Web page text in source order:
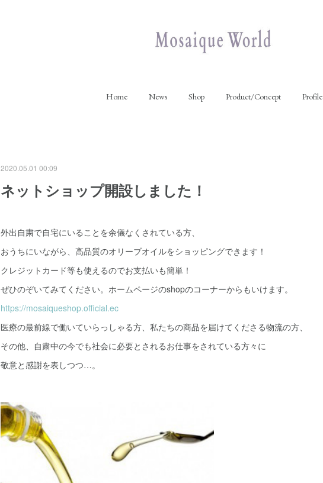
Home News Shop Product/Concept Profile
2020.05.01 00:09
ネットショップ開設しました！
外出自粛で自宅にいることを余儀なくされている方、
おうちにいながら、高品質のオリーブオイルをショッピングできます！
クレジットカード等も使えるのでお支払いも簡単！
ぜひのぞいてみてください。ホームページのshopのコーナーからもいけます。
https://mosaiqueshop.official.ec
医療の最前線で働いていらっしゃる方、私たちの商品を届けてくださる物流の方、
その他、自粛中の今でも社会に必要とされるお仕事をされている方々に
敬意と感謝を表しつつ…。